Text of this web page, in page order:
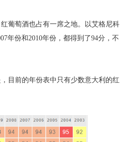
葡萄酒也占有一席之地。以艾格尼科
年份和2010年份，都得到了94分，不
目前的年份表中只有少数意大利的红